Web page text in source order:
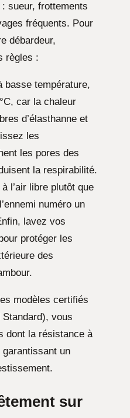
sueur, frottements
fréquents. Pour
débardeur,
règles :
basse température,
car la chaleur
d’élasthanne et
les
les pores des
la respirabilité.
l’air libre plutôt que
numéro un
lavez vos
protéger les
des
modèles certifiés
vous
dont la résistance à
garantissant un
sur